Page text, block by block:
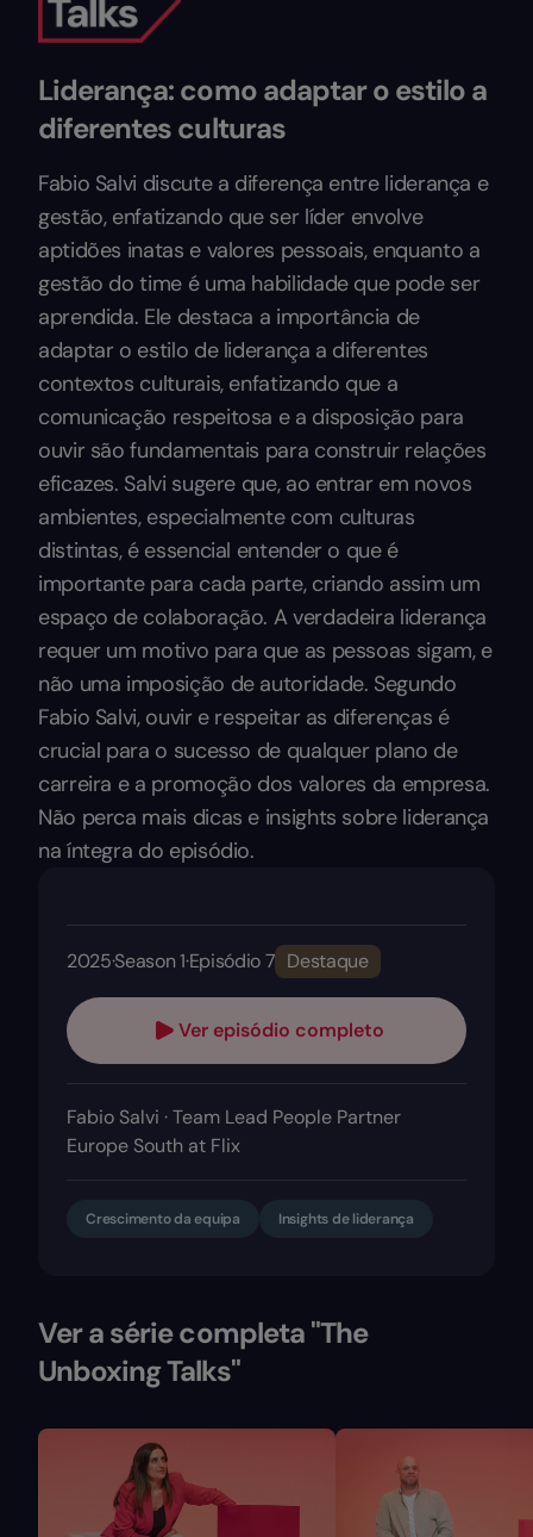
Liderança: como adaptar o estilo a
diferentes culturas
Fabio Salvi discute a diferença entre liderança e
gestão, enfatizando que ser líder envolve
aptidões inatas e valores pessoais, enquanto a
gestão do time é uma habilidade que pode ser
aprendida. Ele destaca a importância de
adaptar o estilo de liderança a diferentes
contextos culturais, enfatizando que a
comunicação respeitosa e a disposição para
ouvir são fundamentais para construir relações
eficazes. Salvi sugere que, ao entrar em novos
ambientes, especialmente com culturas
distintas, é essencial entender o que é
importante para cada parte, criando assim um
espaço de colaboração. A verdadeira liderança
requer um motivo para que as pessoas sigam, e
não uma imposição de autoridade. Segundo
Fabio Salvi, ouvir e respeitar as diferenças é
crucial para o sucesso de qualquer plano de
carreira e a promoção dos valores da empresa.
Não perca mais dicas e insights sobre liderança
na íntegra do episódio.
2025·Season 1·Episódio 7 Destaque
Ver episódio completo
Fabio Salvi · Team Lead People Partner
Europe South at Flix
Crescimento da equipa Insights de liderança
Ver a série completa "The
Unboxing Talks"